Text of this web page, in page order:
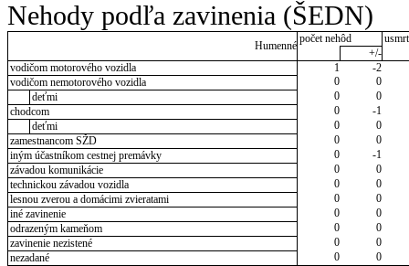
Nehody podľa zavinenia (ŠEDN)
Humenné
počet nehôd
+/-
vodičom motorového vozidla
1
-2
vodičom nemotorového vozidla
0
0
deťmi
0
0
chodcom
0
-1
deťmi
0
0
zamestnancom SŽD
0
0
iným účastníkom cestnej premávky
0
-1
závadou komunikácie
0
0
technickou závadou vozidla
0
0
lesnou zverou a domácimi zvieratami
0
0
iné zavinenie
0
0
odrazeným kameňom
0
0
zavinenie nezistené
0
0
nezadané
0 0